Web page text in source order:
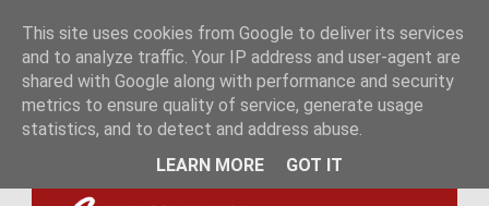
This site uses cookies from Google to deliver its services
and to analyze traffic. Your IP address and user-agent are
shared with Google along with performance and security
metrics to ensure quality of service, generate usage
statistics, and to detect and address abuse.
LEARN MORE
GOT IT